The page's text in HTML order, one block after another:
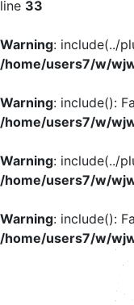
line 33
Warning: include(../
/home/users7/w/
Warning: include():
/home/users7/w/
Warning: include(../
/home/users7/w/
Warning: include():
/home/users7/w/